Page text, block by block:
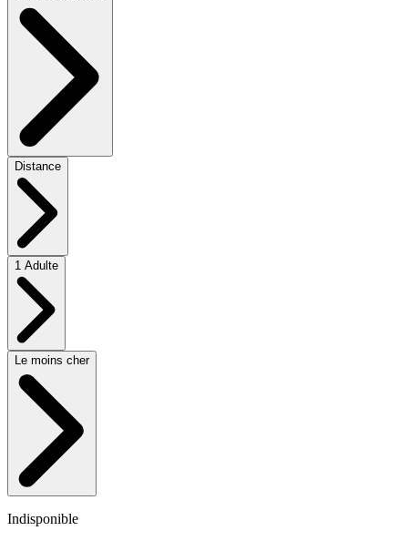
Distance
1 Adulte
Le moins cher
Indisponible